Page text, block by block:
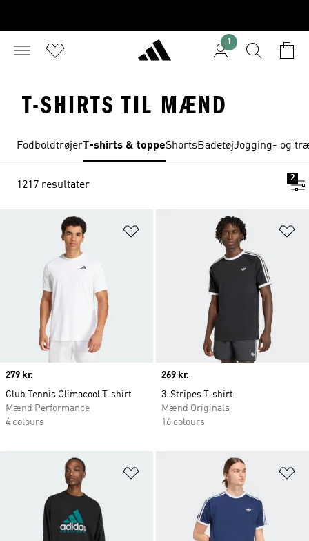
1
T-SHIRTS TIL MÆND
FodboldtrøjerT-shirts & toppeShortsBadetøjJogging- og
1217 resultater
2
Føj til ønskeliste
Price
279 kr.
Club Tennis Climacool T-shirt
Mænd Performance
4 colours
Price
269 kr.
3-Stripes T-shirt
Mænd Originals
16 colours